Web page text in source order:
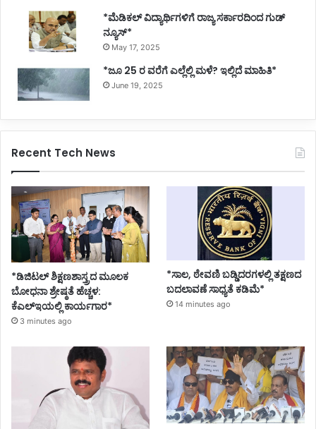
*ಮೆಡಿಕಲ್ ವಿದ್ಯಾರ್ಥಿಗಳಿಗೆ ರಾಜ್ಯ ಸರ್ಕಾರದಿಂದ ಗುಡ್
ನ್ಯೂಸ್*
May 17, 2025
*ಜೂ 25 ರ ವರೆಗೆ ಎಲ್ಲೆಲ್ಲಿ ಮಳೆ? ಇಲ್ಲಿದೆ ಮಾಹಿತಿ*
June 19, 2025
Recent Tech News
*ಡಿಜಿಟಲ್ ಶಿಕ್ಷಣಶಾಸ್ತ್ರದ ಮೂಲಕ
ಬೋಧನಾ ಶ್ರೇಷ್ಠತೆ ಹೆಚ್ಚಳ:
ಕೆಎಲ್ಇಯಲ್ಲಿ ಕಾರ್ಯಗಾರ*
3 minutes ago
*ಸಾಲ, ಠೇವಣಿ ಬಡ್ಡಿದರಗಳಲ್ಲಿ ತಕ್ಷಣದ
ಬದಲಾವಣೆ ಸಾಧ್ಯತೆ ಕಡಿಮೆ*
14 minutes ago